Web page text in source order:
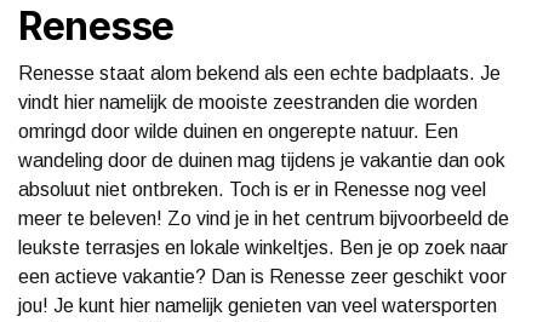
Renesse
Renesse staat alom bekend als een echte badplaats. Je
vindt hier namelijk de mooiste zeestranden die worden
omringd door wilde duinen en ongerepte natuur. Een
wandeling door de duinen mag tijdens je vakantie dan ook
absoluut niet ontbreken. Toch is er in Renesse nog veel
meer te beleven! Zo vind je in het centrum bijvoorbeeld de
leukste terrasjes en lokale winkeltjes. Ben je op zoek naar
een actieve vakantie? Dan is Renesse zeer geschikt voor
jou! Je kunt hier namelijk genieten van veel watersporten